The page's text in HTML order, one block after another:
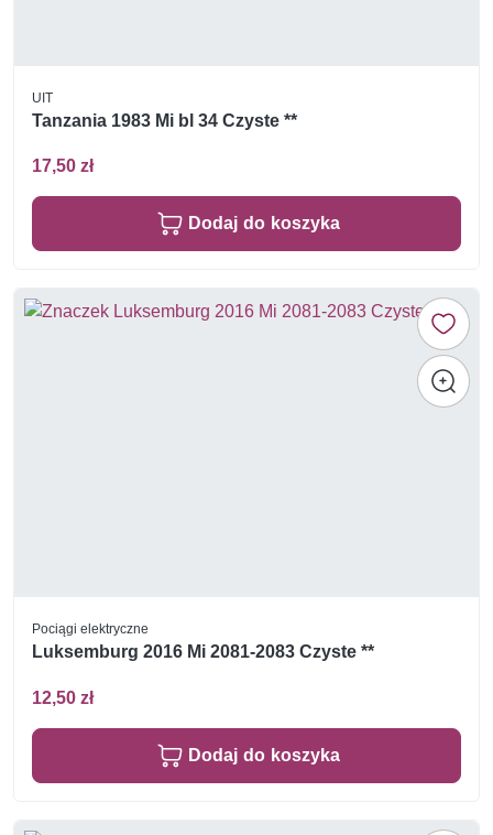
UIT
Tanzania 1983 Mi bl 34 Czyste **
17,50 zł
Dodaj do koszyka
Pociągi elektryczne
Luksemburg 2016 Mi 2081-2083 Czyste **
12,50 zł
Dodaj do koszyka